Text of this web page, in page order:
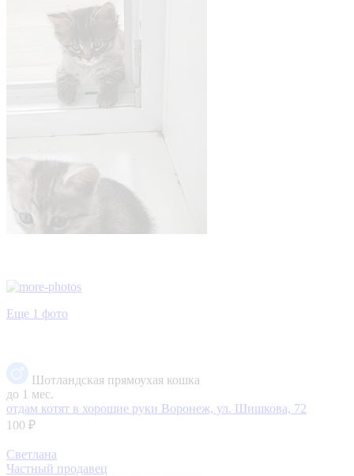
Еще 1 фото
Шотландская прямоухая кошка
до 1 мес.
отдам котят в хорошие руки Воронеж, ул. Шишкова, 72
100 ₽
Светлана
Частный продавец